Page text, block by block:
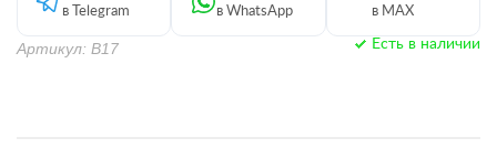
Артикул: В17 Есть в наличии
в Telegram
в WhatsApp
в MAX